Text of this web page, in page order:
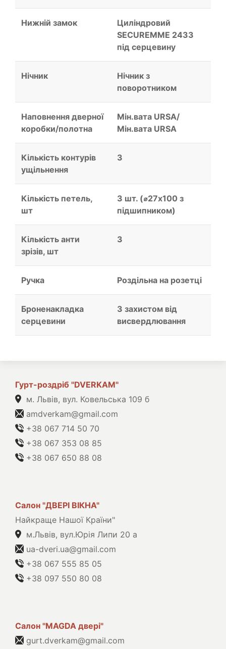
Нижній замок
Циліндровий
SECUREMME 2433
під серцевину
Нічник
Нічник з
поворотником
Наповнення дверної
коробки/полотна
Мін.вата URSA/
Мін.вата URSA
Кількість контурів
ущільнення
3
Кількість петель,
шт
3 шт. (⌀27х100 з
підшипником)
Кількість анти
зрізів, шт
3
Ручка Роздільна на розетці
Броненакладка
серцевини
З захистом від
висвердлювання
Гурт-роздріб "DVERKAM"
м. Львів, вул. Ковельська 109 б
amdverkam@gmail.com
+38 067 714 50 70
+38 067 353 08 85
+38 067 650 88 08
Салон "ДВЕРІ ВІКНА"
Найкраще Нашої Країни"
м.Львів, вул.Юрія Липи 20 а
ua-dveri.ua@gmail.com
+38 067 555 85 05
+38 097 550 80 08
Салон "MAGDA двері"
gurt.dverkam@gmail.com